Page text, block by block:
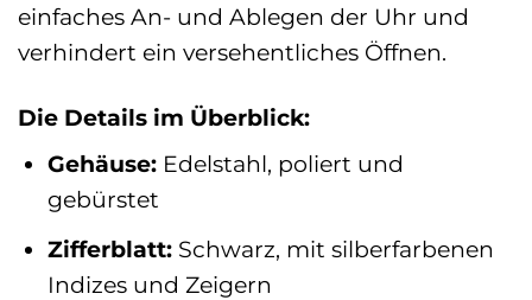
einfaches An- und Ablegen der Uhr und
verhindert ein versehentliches Öffnen.
Die Details im Überblick:
Gehäuse:Edelstahl, poliert und
gebürstet
Zifferblatt:Schwarz, mit silberfarbenen
Indizes und Zeigern